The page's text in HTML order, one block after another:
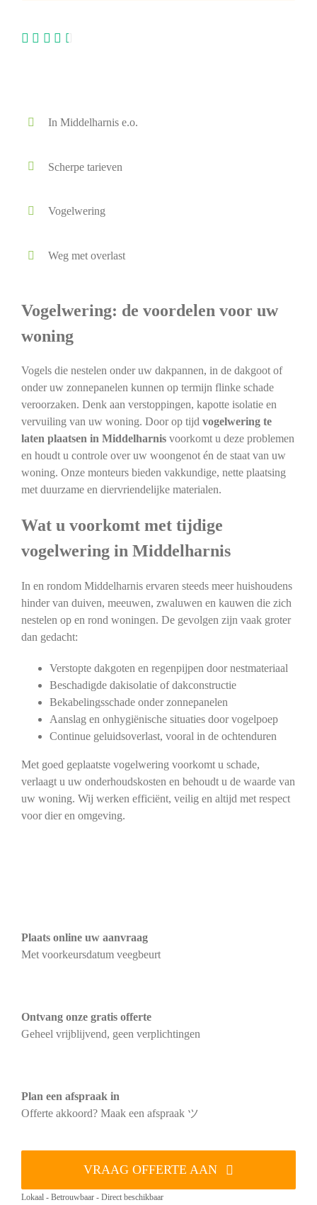
In Middelharnis e.o.
Scherpe tarieven
Vogelwering
Weg met overlast
Vogelwering: de voordelen voor uw
woning
Vogels die nestelen onder uw dakpannen, in de dakgoot of
onder uw zonnepanelen kunnen op termijn flinke schade
veroorzaken. Denk aan verstoppingen, kapotte isolatie en
vervuiling van uw woning. Door op tijd vogelwering te
laten plaatsen in Middelharnisvoorkomt u deze problemen
en houdt u controle over uw woongenot én de staat van uw
woning. Onze monteurs bieden vakkundige, nette plaatsing
met duurzame en diervriendelijke materialen.
Wat u voorkomt met tijdige
vogelwering in Middelharnis
In en rondom Middelharnis ervaren steeds meer huishoudens
hinder van duiven, meeuwen, zwaluwen en kauwen die zich
nestelen op en rond woningen. De gevolgen zijn vaak groter
dan gedacht:
Verstopte dakgoten en regenpijpen door nestmateriaal
Beschadigde dakisolatie of dakconstructie
Bekabelingsschade onder zonnepanelen
Aanslag en onhygiënische situaties door vogelpoep
Continue geluidsoverlast, vooral in de ochtenduren
Met goed geplaatste vogelwering voorkomt u schade,
verlaagt u uw onderhoudskosten en behoudt u de waarde van
uw woning. Wij werken efficiënt, veilig en altijd met respect
voor dier en omgeving.
Plaats online uw aanvraag
Met voorkeursdatum veegbeurt
Ontvang onze gratis offerte
Geheel vrijblijvend, geen verplichtingen
Plan een afspraak in
Offerte akkoord? Maak een afspraak ツ
VRAAG OFFERTE AAN
Lokaal - Betrouwbaar - Direct beschikbaar